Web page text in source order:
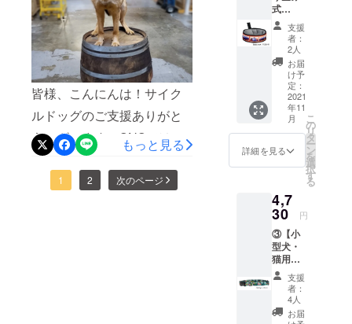
製品もサンプルが展示され
ておりますので、お近くの
方はぜひともお立ち寄り頂
けますと嬉しいです！場所
は ラゾーナ川崎プラザ
２F 特設スペース 期間は
９月１７日（金） から２週
みで、非常に残念です。代
皆様、こんにんは！サイク
ルドッグのご支援ありがと
うございます！SNSでは、
Facebookとインスタグラム
に色々な投稿をしています
もっと見る
1 2 次のページ
５セン
チ（長
方形サ
イズ）
定価
4,000円
（税抜
き）
4,400円
（税込
み）※日
本国内
式
ウォー
ターボ
ウル】
560ｇの
水が入
りま
す！ 広
げた時
の大き
さ：直
径約15
センチX
高さ５
折り畳
んだ時
の大き
さ：10
センチX
５セン
チ（長
方形サ
イズ）
定価
支援
者：
2人
お届
け予
定：
2021
年11
月
詳細を見る
こ
の
リ
タ
ー
ン
を
選
択
す
る
4,7
30 円
③【小
型犬・
猫用首
輪】 サ
イズ：
長さ
15cm～
支援
者：
4人
お届